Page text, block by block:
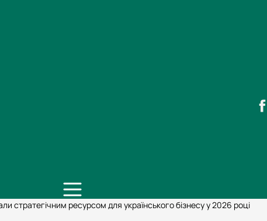
стратегічним ресурсом для українського бізнесу у 2026 році